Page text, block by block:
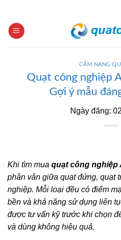
content
CẨM NANG
Quạt công nghiệp
Gợi ý mẫu
Ngày đăng:
Khi tìm mua quạt công nghiệp
phân vân giữa quạt đứng, quạt
nghiệp. Mỗi loại đều có điểm
bền và khả năng sử dụng liên
được tư vấn kỹ trước khi chọn
và dùng không hiệu quả.